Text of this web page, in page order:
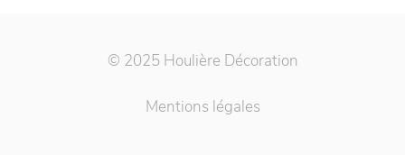
© 2025 Houlière Décoration
Mentions légales